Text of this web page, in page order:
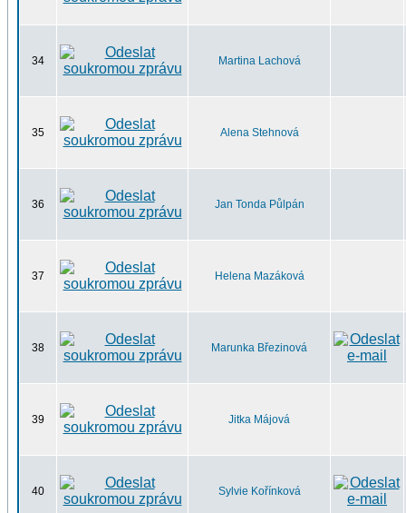
34 Martina Lachová
35 Alena Stehnová
36 Jan Tonda Půlpán
37 Helena Mazáková
38 Marunka Březinová
39 Jitka Májová
40 Sylvie Kořínková